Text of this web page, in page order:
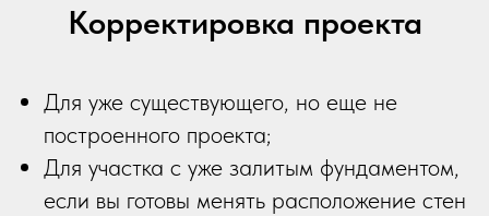
Корректировка проекта
Для уже существующего, но еще не
построенного проекта;
Для участка с уже залитым фундаментом,
если вы готовы менять расположение стен